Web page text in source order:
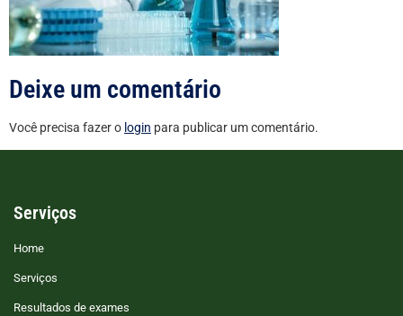
Deixe um comentário
Você precisa fazer o login para publicar um comentário.
Serviços
Home
Serviços
Resultados de exames